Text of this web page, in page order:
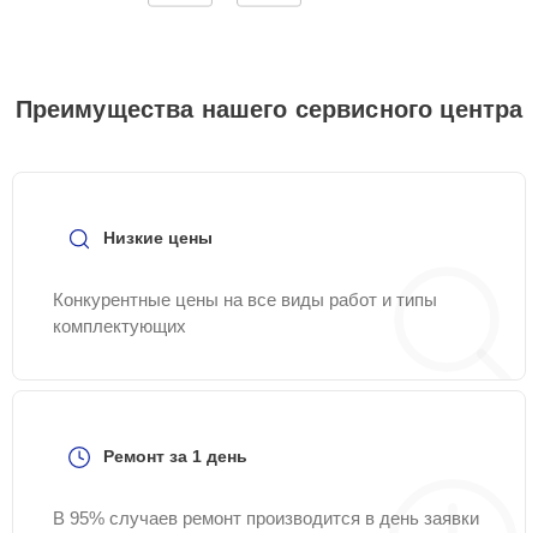
Преимущества нашего сервисного центра
Низкие цены
Конкурентные цены на все виды работ и типы
комплектующих
Ремонт за 1 день
В 95% случаев ремонт производится в день заявки